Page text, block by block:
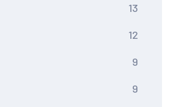
13
12
9
9